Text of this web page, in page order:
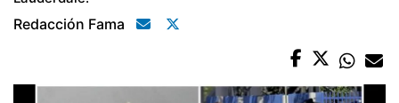
Redacción Fama